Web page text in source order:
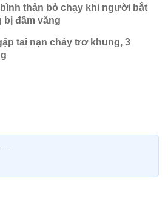
thản bỏ chạy khi người bắt
bị đâm văng
tai nạn cháy trơ khung, 3